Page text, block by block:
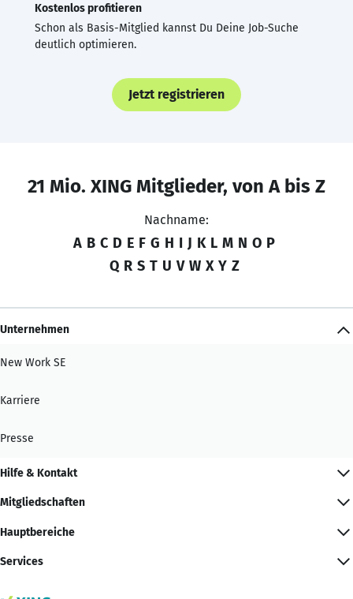
Kostenlos profitieren
Schon als Basis-Mitglied kannst Du Deine Job-Suche
deutlich optimieren.
Jetzt registrieren
21 Mio. XING Mitglieder, von A bis Z
Nachname:
A B C D E F G H I J K L M N O P
Q R S T U V W X Y Z
Unternehmen
New Work SE
Karriere
Presse
Hilfe & Kontakt
Mitgliedschaften
Hauptbereiche
Services